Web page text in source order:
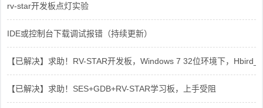
rv-star开发板点灯实验
IDE或控制台下载调试报错（持续更新）
【已解决】求助！RV-STAR开发板，Windows 7 32位环境下，
【已解决】求助！SES+GDB+RV-STAR学习板，上手受阻